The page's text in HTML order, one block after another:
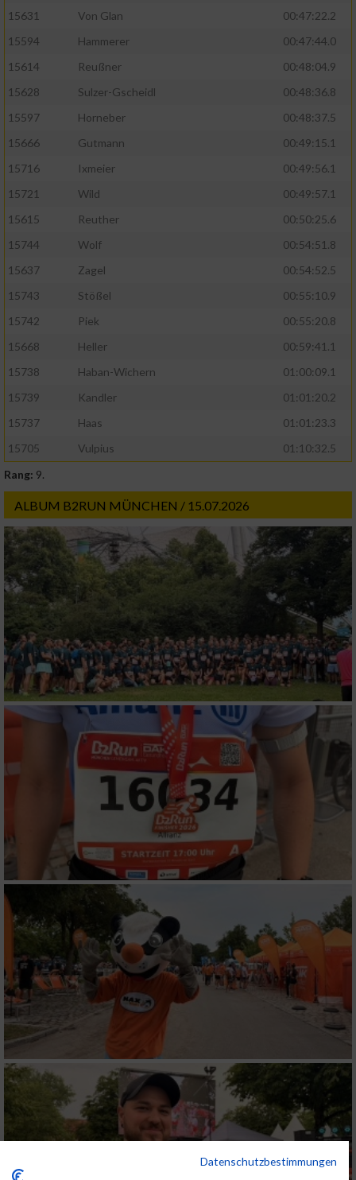
15631 Von Glan
00:47:22.2
15594
Hammerer
00:47:44.0
15614
Reußner
00:48:04.9
15628
Sulzer-Gscheidl
00:48:36.8
15597
Horneber
00:48:37.5
15666
Gutmann
00:49:15.1
15716
Ixmeier
00:49:56.1
15721
Wild
00:49:57.1
15615
Reuther
00:50:25.6
15744
Wolf
00:54:51.8
15637
Zagel
00:54:52.5
15743
Stößel
00:55:10.9
15742
Piek
00:55:20.8
15668
Heller
00:59:41.1
15738
Haban-Wichern
01:00:09.1
15739
Kandler
01:01:20.2
15737
Haas
01:01:23.3
15705
Vulpius
01:10:32.5
Rang: 9.
ALBUM B2RUN MÜNCHEN / 15.07.2026
Datenschutzbestimmungen